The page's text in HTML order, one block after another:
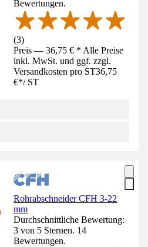
Bewertungen.
(3)
Preis — 36,75 € * Alle Preise
inkl. MwSt. und ggf. zzgl.
Versandkosten pro ST36,75
€*/ ST
Rohrabschneider CFH 3-22
mm
Durchschnittliche Bewertung:
3 von 5 Sternen. 14
Bewertungen.